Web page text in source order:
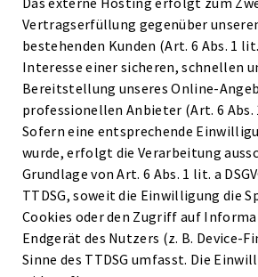
Vertragserfüllung gegenüber
bestehenden Kunden (Art. 6 Abs. 1
Interesse einer sicheren, schnellen
Bereitstellung unseres Online-
professionellen Anbieter (Art. 6 Abs.
Sofern eine entsprechende
wurde, erfolgt die Verarbeitung
Grundlage von Art. 6 Abs. 1 lit. a
TTDSG, soweit die Einwilligung die
Cookies oder den Zugriff auf
Endgerät des Nutzers (z. B. Device-
Sinne des TTDSG umfasst. Die